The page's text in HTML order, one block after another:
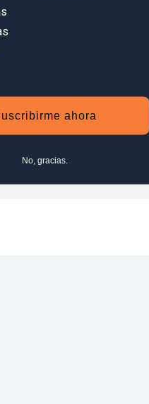
mi nombre, correo
ahora
No, gracias.